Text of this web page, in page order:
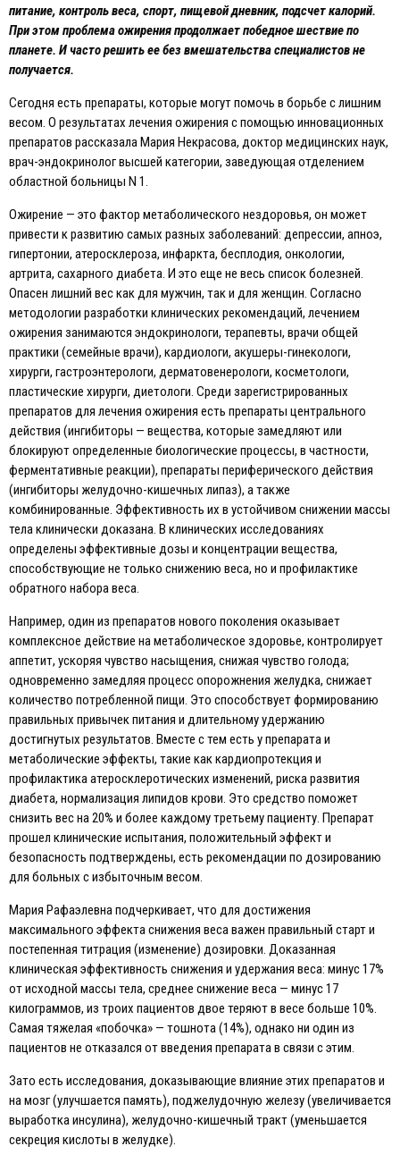
питание, контроль веса, спорт, пищевой дневник, подсчет калорий.
При этом проблема ожирения продолжает победное шествие по
планете. И часто решить ее без вмешательства специалистов не
получается.
Сегодня есть препараты, которые могут помочь в борьбе с лишним
весом. О результатах лечения ожирения с помощью инновационных
препаратов рассказала Мария Некрасова, доктор медицинских наук,
врач-эндокринолог высшей категории, заведующая отделением
областной больницы N 1.
Ожирение — это фактор метаболического нездоровья, он может
привести к развитию самых разных заболеваний: депрессии, апноэ,
гипертонии, атеросклероза, инфаркта, бесплодия, онкологии,
артрита, сахарного диабета. И это еще не весь список болезней.
Опасен лишний вес как для мужчин, так и для женщин. Согласно
методологии разработки клинических рекомендаций, лечением
ожирения занимаются эндокринологи, терапевты, врачи общей
практики (семейные врачи), кардиологи, акушеры-гинекологи,
хирурги, гастроэнтерологи, дерматовенерологи, косметологи,
пластические хирурги, диетологи. Среди зарегистрированных
препаратов для лечения ожирения есть препараты центрального
действия (ингибиторы — вещества, которые замедляют или
блокируют определенные биологические процессы, в частности,
ферментативные реакции), препараты периферического действия
(ингибиторы желудочно-кишечных липаз), а также
комбинированные. Эффективность их в устойчивом снижении массы
тела клинически доказана. В клинических исследованиях
определены эффективные дозы и концентрации вещества,
способствующие не только снижению веса, но и профилактике
обратного набора веса.
Например, один из препаратов нового поколения оказывает
комплексное действие на метаболическое здоровье, контролирует
аппетит, ускоряя чувство насыщения, снижая чувство голода;
одновременно замедляя процесс опорожнения желудка, снижает
количество потребленной пищи. Это способствует формированию
правильных привычек питания и длительному удержанию
достигнутых результатов. Вместе с тем есть у препарата и
метаболические эффекты, такие как кардиопротекция и
профилактика атеросклеротических изменений, риска развития
диабета, нормализация липидов крови. Это средство поможет
снизить вес на 20% и более каждому третьему пациенту. Препарат
прошел клинические испытания, положительный эффект и
безопасность подтверждены, есть рекомендации по дозированию
для больных с избыточным весом.
Мария Рафаэлевна подчеркивает, что для достижения
максимального эффекта снижения веса важен правильный старт и
постепенная титрация (изменение) дозировки. Доказанная
клиническая эффективность снижения и удержания веса: минус 17%
от исходной массы тела, среднее снижение веса — минус 17
килограммов, из троих пациентов двое теряют в весе больше 10%.
Самая тяжелая «побочка» — тошнота (14%), однако ни один из
пациентов не отказался от введения препарата в связи с этим.
Зато есть исследования, доказывающие влияние этих препаратов и
на мозг (улучшается память), поджелудочную железу (увеличивается
выработка инсулина), желудочно-кишечный тракт (уменьшается
секреция кислоты в желудке).